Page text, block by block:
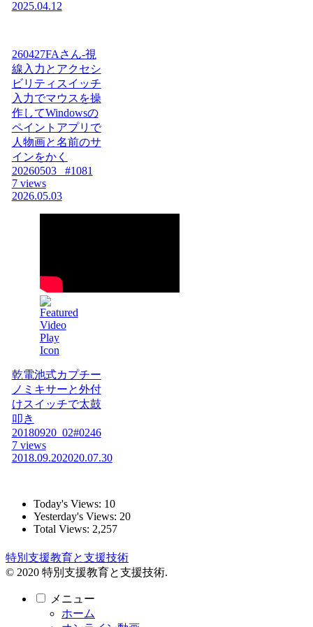
2025.04.12
260427FAさん-視
線入力とアクセシ
ビリティスイッチ
入力でマウスを操
作してWindowsの
ペイントアプリで
人物画と名前のサ
インをかく
20260503_ #1081
7 views
2026.05.03
乾電池式カプチー
ノミキサーと外付
けスイッチで太鼓
叩き
20180920_02#0246
7 views
2018.09.202020.07.30
Today's Views: 10
Yesterday's Views: 20
Total Views: 2,257
特別支援教育と支援技術
© 2020 特別支援教育と支援技術.
メニュー
ホーム